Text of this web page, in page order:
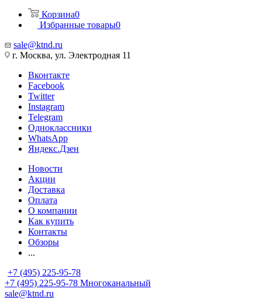
Корзина0
Избранные товары0
sale@ktnd.ru
г. Москва, ул. Электродная 11
Вконтакте
Facebook
Twitter
Instagram
Telegram
Одноклассники
WhatsApp
Яндекс.Дзен
Новости
Акции
Доставка
Оплата
О компании
Как купить
Контакты
Обзоры
...
+7 (495) 225-95-78
+7 (495) 225-95-78 Многоканальный
sale@ktnd.ru